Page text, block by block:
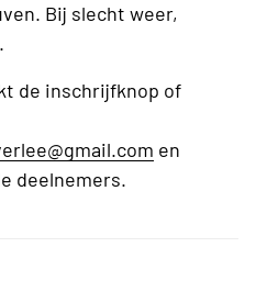
Bij slecht weer,
de inschrijfknop of
en
deelnemers.